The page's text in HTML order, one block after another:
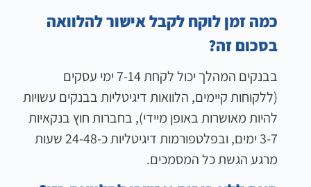
כמה זמן לוקח לקבל אישור להלוואה
בסכום זה?
בבנקים המהלך יכול לקחת 7-14 ימי עסקים
(ללקוחות קיימים, הלוואות דיגיטליות בבנקים עשויות
להיות מאושרות באופן מיידי), בחברות חוץ בנקאיות
3-7 ימים, ובפלטפורמות דיגיטליות כ-24-48 שעות
מרגע הגשת כל המסמכים.